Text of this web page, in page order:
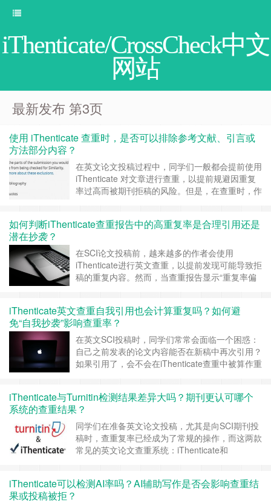
iThenticate/CrossCheck中文
网站
最新发布 第3页
使用 iThenticate 查重时，是否可以排除参考文献、引言或
方法部分内容？
在英文论文投稿过程中，同学们一般都会提前使用
iThenticate 对文章进行查重，以提前规避因重复
率过高而被期刊拒稿的风险。但是，在查重时，作
核心部分”造成重复率偏高？ 一、iThenticate 是否
继续阅读 »
如何判断iThenticate查重报告中的高重复率是合理引用还是
潜在抄袭？
在SCI论文投稿前，越来越多的作者会使用
iThenticate进行英文查重，以提前发现可能导致拒
稿的重复内容。然而，当查重报告显示“重复率偏
大量自己之前发表内容的重复时，更令人担心是否
会被认定为“自我抄袭”。 一、iThenticate如何识别
重复内容？ i……继续阅读 »
iThenticate英文查重自我引用也会计算重复吗？如何避
免“自我抄袭”影响查重率？
在英文SCI投稿时，同学们常常会面临一个困惑：
自己之前发表的论文内容能否在新稿中再次引用？
如果引用了，会不会在iThenticate查重中被算作重
高，进而被期刊拒稿。 一、自我引用是否会被
iThenticate计入重复率？ 先说结论：会计入重
复。 ……继续阅读 »
iThenticate与Turnitin检测结果差异大吗？期刊更认可哪个
系统的查重结果？
同学们在准备英文论文投稿，尤其是向SCI期刊投
稿时，查重复率已经成为了常规的操作，而这两款
常见的英文论文查重系统：iThenticate和
统的结果？ 一、技术背景与适用对象不同 虽然
iThenticate可以检测AI率吗？AI辅助写作是否会影响查重结
果或投稿被拒？